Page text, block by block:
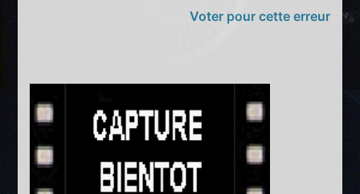
Voter pour cette erreur